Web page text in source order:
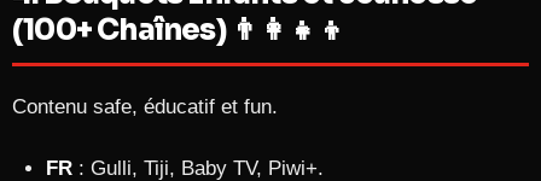
(100+ Chaînes) 👨‍👩‍👧‍👦
Contenu safe, éducatif et fun.
FR : Gulli, Tiji, Baby TV, Piwi+.